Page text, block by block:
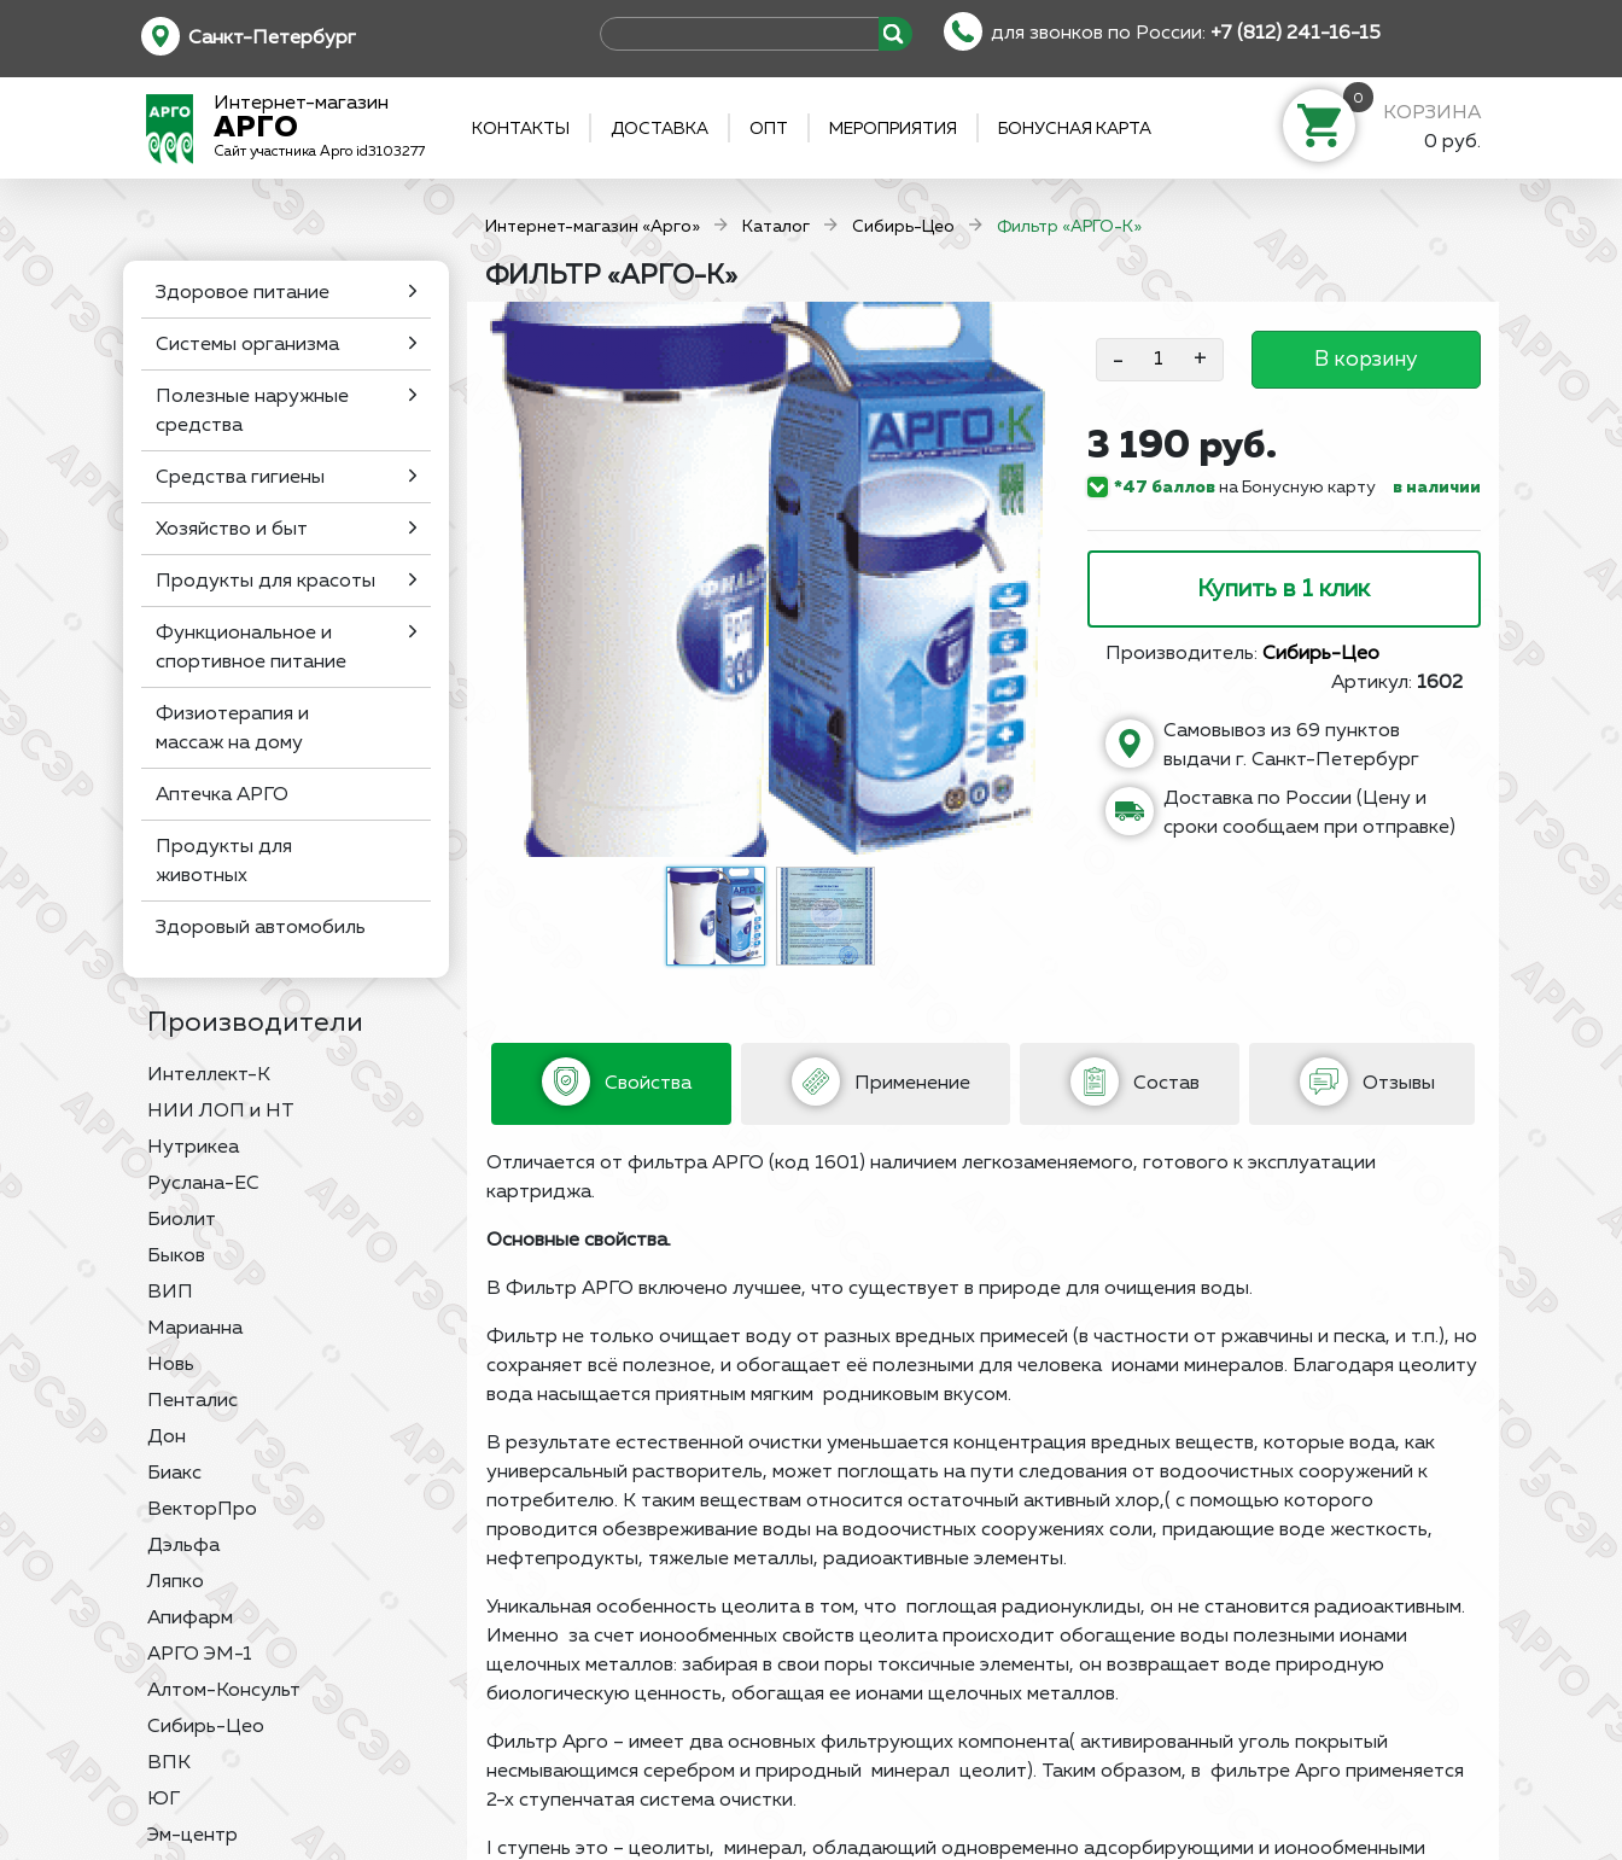
Санкт-Петербург для звонков по России: +7 (812) 241-16-15
Интернет-магазин
АРГО
Сайт участника Арго id3103277
КОНТАКТЫ ДОСТАВКА ОПТ МЕРОПРИЯТИЯ БОНУСНАЯ КАРТА
0
КОРЗИНА
0 руб.
Интернет-магазин «Арго» Каталог Сибирь-Цео Фильтр «АРГО-К»
Здоровое питание
Системы организма
Полезные наружные
средства
Средства гигиены
Хозяйство и быт
Продукты для красоты
Функциональное и
спортивное питание
Физиотерапия и
массаж на дому
Аптечка АРГО
Продукты для
животных
Здоровый автомобиль
Производители
Интеллект-К
НИИ ЛОП и НТ
Нутрикеа
Руслана-ЕС
Биолит
Быков
ВИП
Марианна
Новь
Пенталис
Дон
Биакс
ВекторПро
Дэльфа
Ляпко
Апифарм
АРГО ЭМ-1
Алтом-Консульт
Сибирь-Цео
ВПК
ЮГ
Эм-центр
ФИЛЬТР «АРГО-К»
- + В корзину
3 190 руб.
*47 балловна Бонусную карту в наличии
Купить в 1 клик
Производитель: Сибирь-Цео
Артикул: 1602
Самовывоз из 69 пунктов
выдачи г. Санкт-Петербург
Доставка по России (Цену и
сроки сообщаем при отправке)
Свойства Применение Состав Отзывы
Отличается от фильтра АРГО (код 1601) наличием легкозаменяемого, готового к эксплуатации
картриджа.
Основные свойства.
В Фильтр АРГО включено лучшее, что существует в природе для очищения воды.
Фильтр не только очищает воду от разных вредных примесей (в частности от ржавчины и песка, и т.п.), но
сохраняет всё полезное, и обогащает её полезными для человека ионами минералов. Благодаря цеолиту
вода насыщается приятным мягким родниковым вкусом.
В результате естественной очистки уменьшается концентрация вредных веществ, которые вода, как
универсальный растворитель, может поглощать на пути следования от водоочистных сооружений к
потребителю. К таким веществам относится остаточный активный хлор,( с помощью которого
проводится обезвреживание воды на водоочистных сооружениях соли, придающие воде жесткость,
нефтепродукты, тяжелые металлы, радиоактивные элементы.
Уникальная особенность цеолита в том, что поглощая радионуклиды, он не становится радиоактивным.
Именно за счет ионообменных свойств цеолита происходит обогащение воды полезными ионами
щелочных металлов: забирая в свои поры токсичные элементы, он возвращает воде природную
биологическую ценность, обогащая ее ионами щелочных металлов.
Фильтр Арго – имеет два основных фильтрующих компонента( активированный уголь покрытый
несмывающимся серебром и природный минерал цеолит). Таким образом, в фильтре Арго применяется
2-х ступенчатая система очистки.
I ступень это – цеолиты, минерал, обладающий одновременно адсорбирующими и ионообменными